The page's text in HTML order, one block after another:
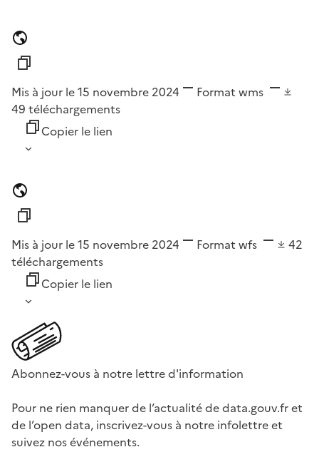
Mis à jour le 15 novembre 2024 Format wms
49 téléchargements
Copier le lien
Mis à jour le 15 novembre 2024 Format wfs
42
téléchargements
Copier le lien
Abonnez-vous à notre lettre d'information
Pour ne rien manquer de l’actualité de data.gouv.fr et
de l’open data, inscrivez-vous à notre infolettre et
suivez nos événements.